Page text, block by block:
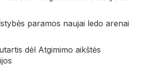
paramos naujai ledo arenai
dėl Atgimimo aikštės